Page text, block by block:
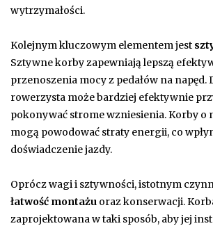
wytrzymałości.
Kolejnym kluczowym elementem jest
Sztywne korby zapewniają lepszą
przenoszenia mocy z pedałów na napęd.
rowerzysta może bardziej efektywnie
pokonywać strome wzniesienia. Korby o
mogą powodować straty energii, co
doświadczenie jazdy.
Oprócz wagi i sztywności, istotnym
łatwość montażu oraz konserwacji.
zaprojektowana w taki sposób, aby jej